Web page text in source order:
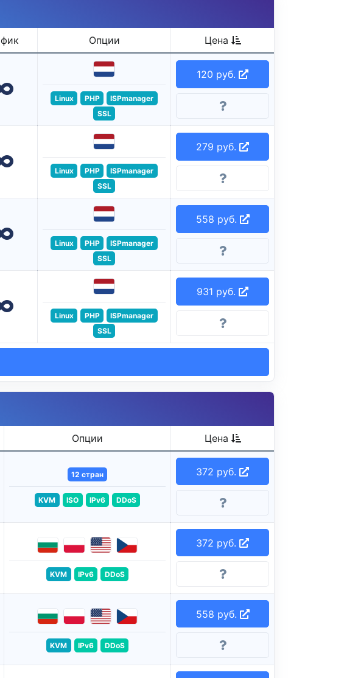
Опции Цена
Linux PHP
ISPmanager
SSL
120 руб.
Linux PHP
ISPmanager
SSL
279 руб.
Linux PHP
ISPmanager
SSL
558 руб.
Linux PHP
ISPmanager
SSL
931 руб.
Опции Цена
12 стран
KVM ISO IPv6 DDoS
372 руб.
KVM IPv6 DDoS
372 руб.
KVM IPv6 DDoS
558 руб.